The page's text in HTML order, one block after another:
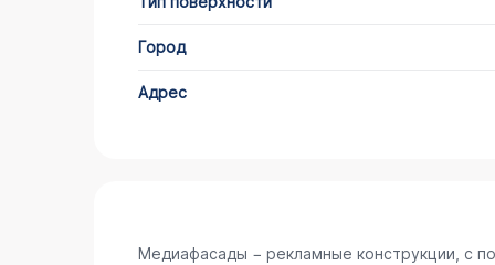
Город
Адрес
Медиафасады − рекламные конструкции, с